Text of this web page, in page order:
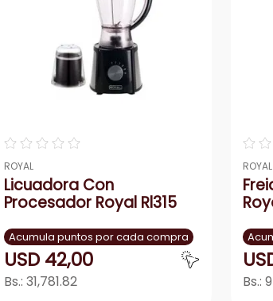
☆☆☆☆☆
ROYAL
Licuadora Con
Procesador Royal Rl315
Acumula puntos por cada compra
USD 42,00
Bs.: 31,781.82
☆
ROYAL
Bs.: